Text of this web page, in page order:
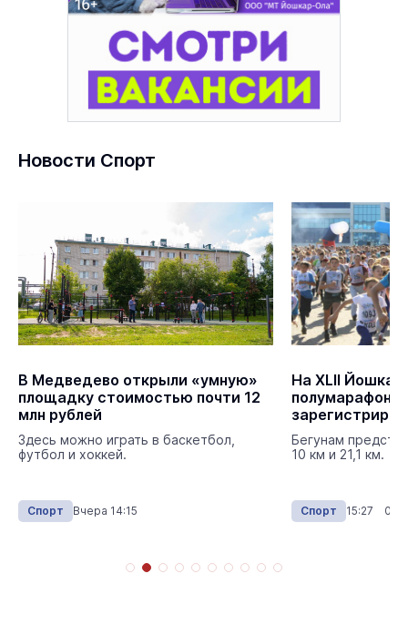
Новости Спорт
В Медведево открыли «умную»
площадку стоимостью почти 12
млн рублей
Здесь можно играть в баскетбол,
футбол и хоккей.
Спорт Вчера 14:15
На XLII
полумарафон
человек
Бегунам
10 км и 21,1 км.
Спорт 15:27